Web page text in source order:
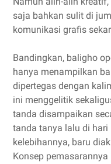
saja bahkan sulit di
komunikasi grafis
Bandingkan, baligho
hanya menampilkan
dipertegas dengan
ini menggelitik
tanda disampaikan
tanda tanya lalu di hari
kelebihannya, baru
Konsep